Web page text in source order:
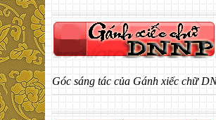
Góc sáng tác của Gánh xiếc chữ